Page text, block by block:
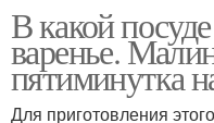
В какой
варенье.
пятиминутка
Для приготовления